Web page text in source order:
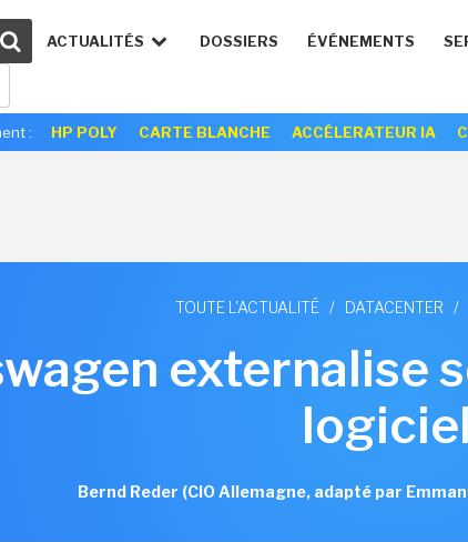
ACTUALITÉS DOSSIERS ÉVÉNEMENTS
: HP POLY CARTE BLANCHE ACCÉLERATEUR IA
TOUTE L'ACTUALITÉ / DATACENTER /
externalise
Bernd Reder (CIO Allemagne, adapté par